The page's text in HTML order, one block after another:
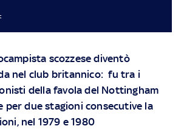
scozzese diventò
nel club britannico: fu tra i
della favola del Nottingham
per due stagioni consecutive la
nel 1979 e 1980